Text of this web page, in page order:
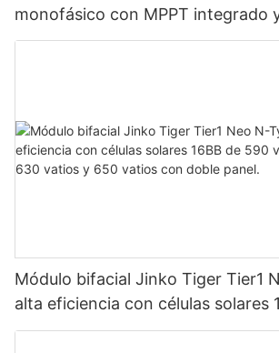
monofásico con MPPT integrado
en paralelo para sistema
Módulo bifacial Jinko Tiger Tier1
alta eficiencia con células solares
vatios, 620 vatios, 630 vatios y